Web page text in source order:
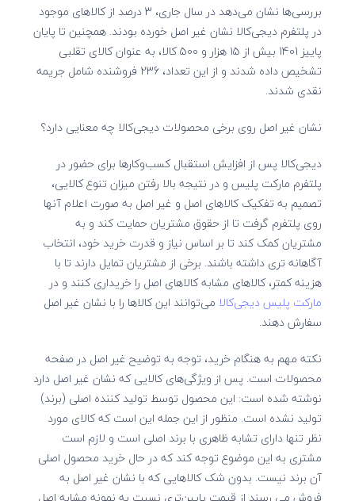
بررسی‌ها نشان می‌دهد
در سال جاری، 3 درصد از کالاهای موجود
در پلتفرم دیجی‌کالا نشان غیر اصل خورده بودند. همچنین تا پایان
پاییز 1401 بیش از ۱۵ هزار و ۵۰۰ کالا، به عنوان کالای تقلبی
تشخیص داده شدند و از این تعداد، 236 فروشنده شامل جریمه
نقدی شدند.
نشان غیر اصل روی برخی محصولات دیجی‌کالا چه معنایی دارد؟
دیجی‌کالا پس از افزایش استقبال کسب‌وکارها برای حضور در
پلتفرم مارکت پلیس و در نتیجه بالا رفتن میزان تنوع کالایی،
تصمیم به تفکیک کالاهای اصل و غیر اصل به صورت اعلام آنها
روی پلتفرم گرفت تا از حقوق مشتریان حمایت کند و به
مشتریان کمک کند تا بر اساس نیاز و قدرت خرید خود، انتخاب
آگاهانه تری داشته باشند. برخی از مشتریان تمایل دارند تا با
هزینه کمتر، کالاهای مشابه کالاهای اصل را خریداری کنند و در
مارکت پلیس دیجی‌کالا می‌توانند این کالاها را با نشان غیر اصل
سفارش دهند.
نکته مهم به هنگام خرید، توجه به توضیح غیر اصل در صفحه
محصولات است. پس از ویژگی‌های کالایی که نشان غیر اصل دارد
نوشته شده است: این محصول توسط تولید کننده اصلی (برند)
تولید نشده است. منظور از این جمله این است که کالای مورد
نظر تنها دارای تشابه ظاهری با برند اصلی است و لازم است
مشتری به این موضوع توجه کند که در حال خرید محصول اصلی
آن برند نیست. بدون شک کالاهایی که با نشان غیر اصل به